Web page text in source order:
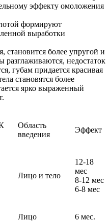
эффекту омоложения
формируют
выработки
становится более упругой и
недостаток
губам придается красивая
становятся более
ярко выраженный
Область
введения
Эффект
Лицо и тело
12-18
мес
8-12 мес
6-8 мес
Лицо 6 мес.